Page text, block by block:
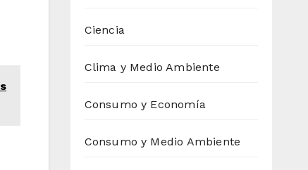
Ciencia
Clima y Medio Ambiente
Consumo y Economía
Consumo y Medio Ambiente